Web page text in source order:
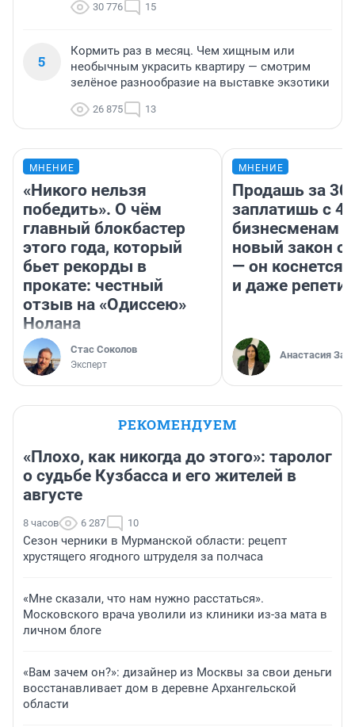
30 776 15
5
Кормить раз в месяц. Чем хищным или
необычным украсить квартиру — смотрим
зелёное разнообразие на выставке экзотики
26 875 13
МНЕНИЕ
«Никого нельзя
победить». О чём
главный блокбастер
этого года, который
бьет рекорды в
прокате: честный
отзыв на «Одиссею»
Нолана
Стас Соколов
Эксперт
МНЕНИЕ
Продашь за
заплатишь с
бизнесменам
новый закон о
— он коснется
и даже
Анастасия
РЕКОМЕНДУЕМ
«Плохо, как никогда до этого»: таролог
о судьбе Кузбасса и его жителей в
августе
8 часов 6 287 10
Сезон черники в Мурманской области: рецепт
хрустящего ягодного штруделя за полчаса
«Мне сказали, что нам нужно расстаться».
Московского врача уволили из клиники из-за мата в
личном блоге
«Вам зачем он?»: дизайнер из Москвы за свои деньги
восстанавливает дом в деревне Архангельской
области